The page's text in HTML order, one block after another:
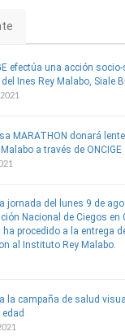
efectúa una acción
Ines Rey Malabo, Siale
MARATHON donará
Malabo a través de ONCIGE
jornada del lunes 9 de
Nacional de Ciegos en
ha procedido a la entrega
al Instituto Rey Malabo.
la campaña de salud
edad